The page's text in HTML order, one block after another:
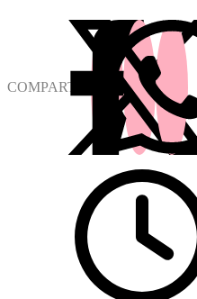
COMPARTIR